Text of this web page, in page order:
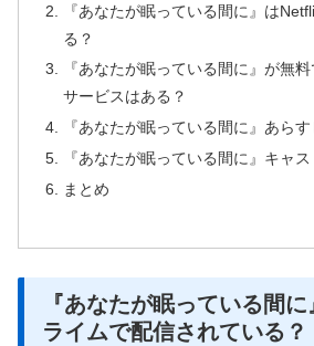
『あなたが眠っている間に』は
る？
『あなたが眠っている間に』が無
サービスはある？
『あなたが眠っている間に』あらす
『あなたが眠っている間に』キャス
まとめ
『あなたが眠っている間
ライムで配信されている？